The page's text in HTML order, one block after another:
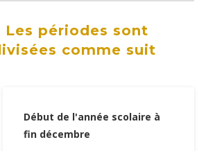
Les périodes sont
comme suit
Début de l'année scolaire à
fin décembre